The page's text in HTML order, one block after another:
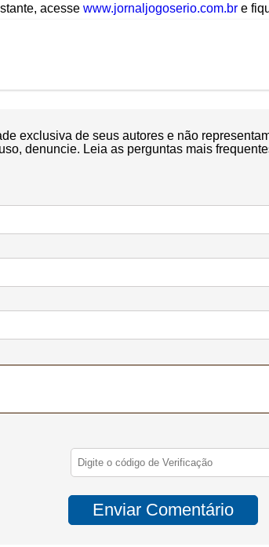
acesse www.jornaljogoserio.com.br e
exclusiva de seus autores e não
denuncie. Leia as perguntas mais